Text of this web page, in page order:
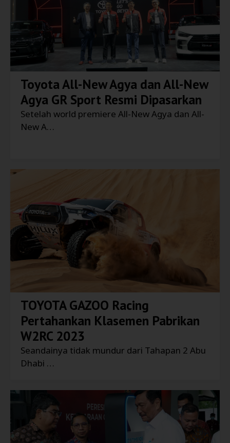
Toyota All-New Agya dan All-New
Agya GR Sport Resmi Dipasarkan
Setelah world premiere All-New Agya dan All-
New A…
TOYOTA GAZOO Racing
Pertahankan Klasemen Pabrikan
W2RC 2023
Seandainya tidak mundur dari Tahapan 2 Abu
Dhabi …